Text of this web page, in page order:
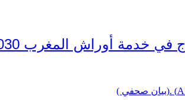
خدمة أوراش المغرب 2030”